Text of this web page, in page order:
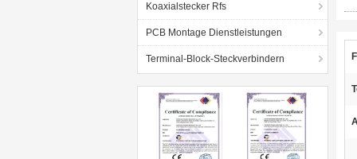
Koaxialstecker Rfs
PCB Montage Dienstleistungen
Terminal-Block-Steckverbindern